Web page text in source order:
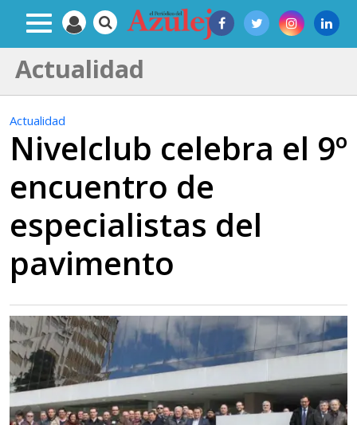
Actualidad
Actualidad
Nivelclub celebra el 9º
encuentro de
especialistas del
pavimento